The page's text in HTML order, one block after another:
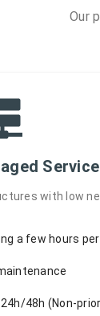
Our
with low
a few hours
48h (Non-